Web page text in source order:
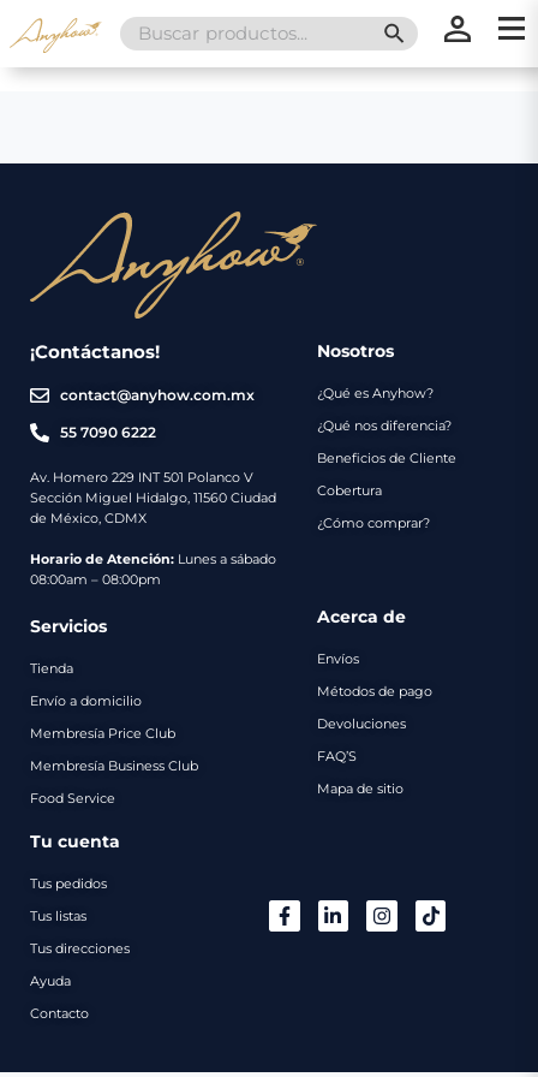
Search
for:
SEARCH
¡Contáctanos!
contact@anyhow.com.mx
55 7090 6222
Av. Homero 229 INT 501 Polanco V
Sección Miguel Hidalgo, 11560 Ciudad
de México, CDMX
Horario de Atención: Lunes a sábado
08:00am – 08:00pm
Nosotros
¿Qué es Anyhow?
¿Qué nos diferencia?
Beneficios de Cliente
Cobertura
¿Cómo comprar?
Servicios
Tienda
Envío a domicilio
Membresía Price Club
Membresía Business Club
Food Service
Acerca de
Envíos
Métodos de pago
Devoluciones
FAQ’S
Mapa de sitio
Tu cuenta
Tus pedidos
Tus listas
Tus direcciones
Ayuda
Contacto
Nosotros
Servicios
Envíos
Métodos
de
Catálogo
Regalos
Contacto